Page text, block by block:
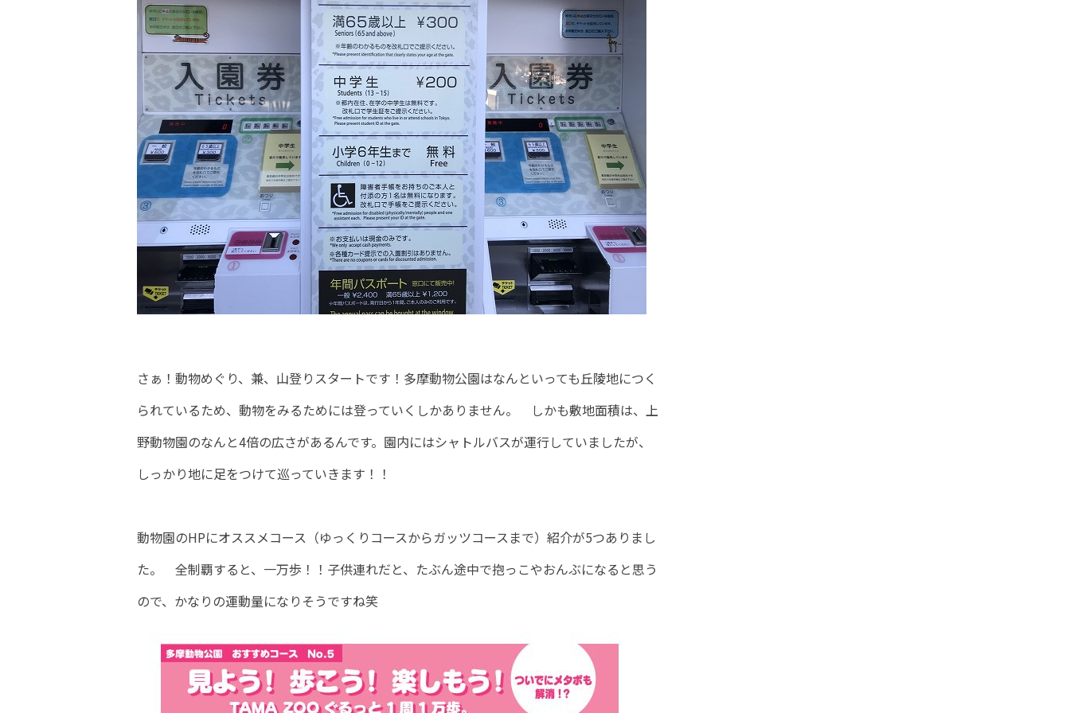
さぁ！動物めぐり、兼、山登りスタートです！多摩動物公園はなんといっても丘陵地につく
られているため、動物をみるためには登っていくしかありません。 しかも敷地面積は、上
野動物園のなんと4倍の広さがあるんです。園内にはシャトルバスが運行していましたが、
しっかり地に足をつけて巡っていきます！！
動物園のHPにオススメコース（ゆっくりコースからガッツコースまで）紹介が5つありまし
た。 全制覇すると、一万歩！！子供連れだと、たぶん途中で抱っこやおんぶになると思う
ので、かなりの運動量になりそうですね笑